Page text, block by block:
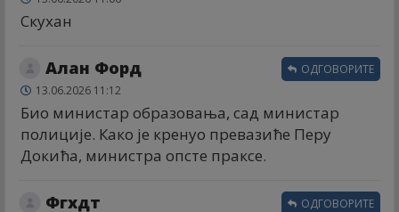
Скухан
Алан Форд
13.06.2026 11:12
Био министар образовања, сад министар
полиције. Како је кренуо превазиће Перу
Докића, министра опсте праксе.
ОДГОВОРИТЕ
Фгхдт ОДГОВОРИТЕ